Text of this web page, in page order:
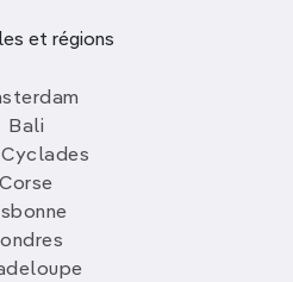
et régions
Bali
Corse